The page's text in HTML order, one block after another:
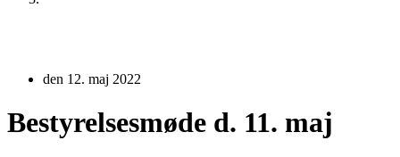
den 12. maj 2022
Bestyrelsesmøde d. 11. maj